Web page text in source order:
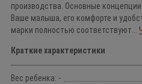
производства. Основные
Ваше малыша, его комфорте и
марки полностью соответствуют...
Краткие характеристики
Вес ребенка: -